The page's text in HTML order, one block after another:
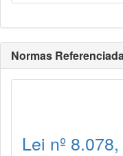
Normas
Lei nº